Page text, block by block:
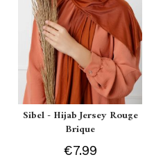
Sibel - Hijab Jersey Rouge
Brique
€7.99